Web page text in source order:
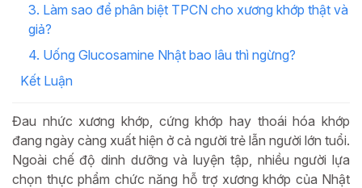
3. Làm sao để phân biệt TPCN cho xương khớp thật và
giả?
4. Uống Glucosamine Nhật bao lâu thì ngừng?
Kết Luận
Đau nhức xương khớp, cứng khớp hay thoái hóa khớp
đang ngày càng xuất hiện ở cả người trẻ lẫn người lớn tuổi.
Ngoài chế độ dinh dưỡng và luyện tập, nhiều người lựa
chọn thực phẩm chức năng hỗ trợ xương khớp của Nhật